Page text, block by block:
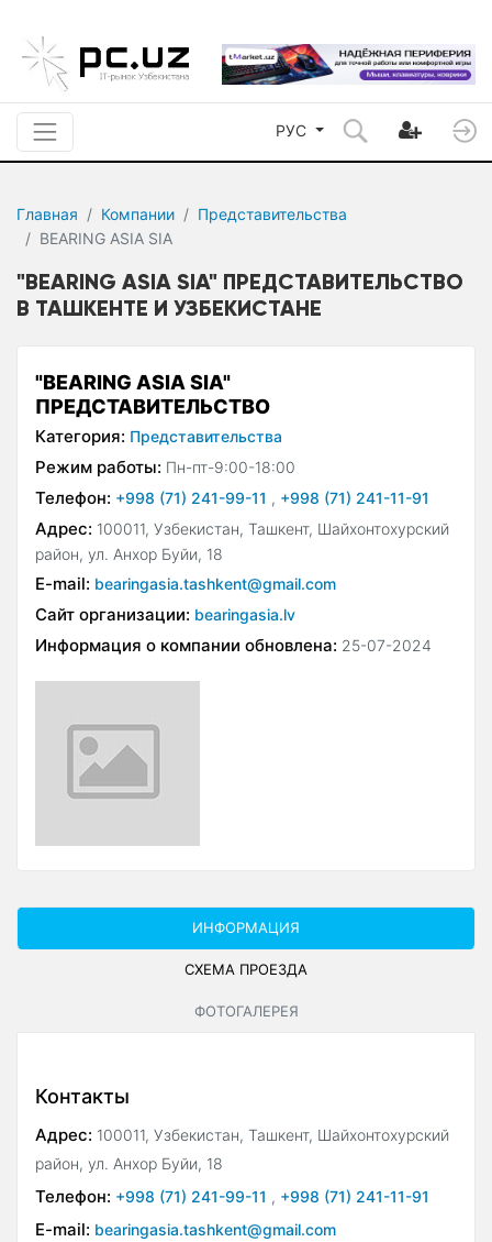
РУС
Главная Компании
Представительства
BEARING ASIA SIA
"BEARING ASIA SIA" ПРЕДСТАВИТЕЛЬСТВО
В ТАШКЕНТЕ И УЗБЕКИСТАНЕ
"BEARING ASIA SIA"
ПРЕДСТАВИТЕЛЬСТВО
Категория: Представительства
Режим работы: Пн-пт-9:00-18:00
Телефон: +998 (71) 241-99-11 , +998 (71) 241-11-91
Адрес: 100011, Узбекистан, Ташкент, Шайхонтохурский
район, ул. Анхор Буйи, 18
E-mail: bearingasia.tashkent@gmail.com
Сайт организации: bearingasia.lv
Информация о компании обновлена: 25-07-2024
ИНФОРМАЦИЯ
СХЕМА ПРОЕЗДА
ФОТОГАЛЕРЕЯ
Контакты
Адрес: 100011, Узбекистан, Ташкент, Шайхонтохурский
район, ул. Анхор Буйи, 18
Телефон: +998 (71) 241-99-11 , +998 (71) 241-11-91
E-mail: bearingasia.tashkent@gmail.com